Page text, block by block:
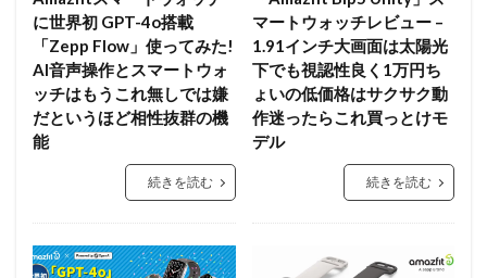
に世界初 GPT-4o搭載
「Zepp Flow」使ってみた!
AI音声操作とスマートウォ
ッチはもうこれ無しでは嫌
だというほど相性抜群の機
能
続きを読む
マートウォッチレビュー –
1.91インチ大画面は太陽光
下でも視認性良く1万円ち
ょいの低価格はサクサク動
作迷ったらこれ買っとけモ
デル
続きを読む